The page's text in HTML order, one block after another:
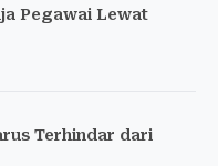
Pegawai Lewat
Terhindar dari